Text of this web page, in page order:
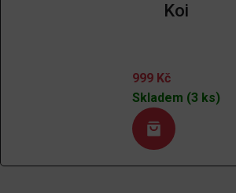
Koi
999 Kč
Skladem (3 ks)